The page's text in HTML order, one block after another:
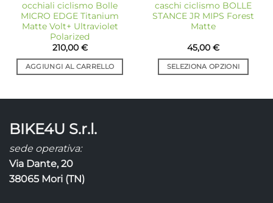
occhiali ciclismo Bolle
MICRO EDGE Titanium
Matte Volt+ Ultraviolet
Polarized
210,00 €
AGGIUNGI AL CARRELLO
caschi ciclismo BOLLE
STANCE JR MIPS Forest
Matte
45,00 €
SELEZIONA OPZIONI
BIKE4U S.r.l.
sede operativa:
Via Dante, 20
38065 Mori (TN)